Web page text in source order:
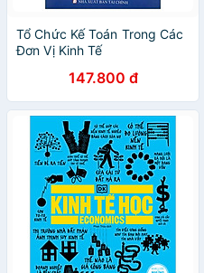
Tổ Chức Kế Toán Trong Các
Đơn Vị Kinh Tế
147.800 đ